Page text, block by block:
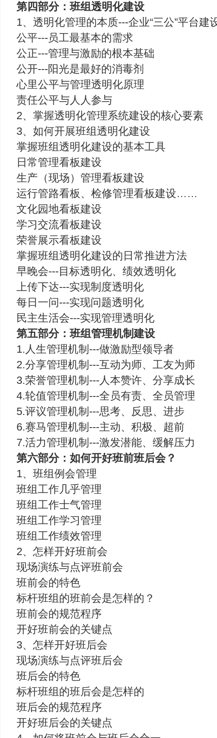
第四部分：班组透明化建设
1、透明化管理的本质---企业“三公”平台建
公平---员工最基本的需求
公正---管理与激励的根本基础
公开---阳光是最好的消毒剂
心里公平与管理透明化原理
责任公平与人人参与
2、掌握透明化管理系统建设的核心要素
3、如何开展班组透明化建设
掌握班组透明化建设的基本工具
日常管理看板建设
生产（现场）管理看板建设
运行管路看板、检修管理看板建设……
文化园地看板建设
学习交流看板建设
荣誉展示看板建设
掌握班组透明化建设的日常推进方法
早晚会---目标透明化、绩效透明化
上传下达---实现制度透明化
每日一问---实现问题透明化
民主生活会---实现管理透明化
第五部分：班组管理机制建设
1.人生管理机制---做激励型领导者
2.分享管理机制---互动为师、工友为师
3.荣誉管理机制---人本赞许、分享成长
4.轮值管理机制---全员有责、全员管理
5.评议管理机制---思考、反思、进步
6.赛马管理机制---主动、积极、超前
7.活力管理机制---激发潜能、缓解压力
第六部分：如何开好班前班后会？
1、班组例会管理
班组工作几乎管理
班组工作士气管理
班组工作学习管理
班组工作绩效管理
2、怎样开好班前会
现场演练与点评班前会
班前会的特色
标杆班组的班前会是怎样的？
班前会的规范程序
开好班前会的关键点
3、怎样开好班后会
现场演练与点评班后会
班后会的特色
标杆班组的班后会是怎样的
班后会的规范程序
开好班后会的关键点